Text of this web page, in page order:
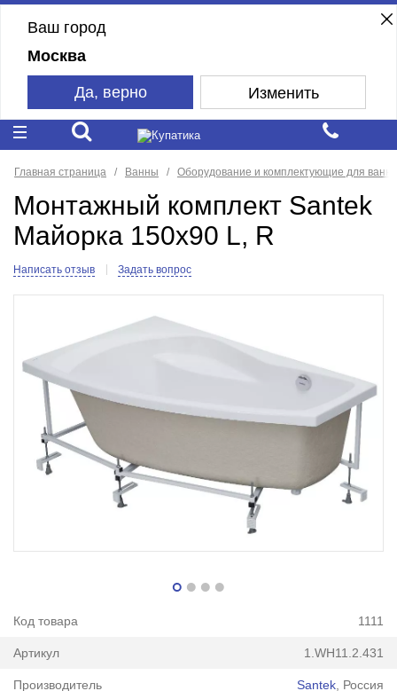
Ваш город
Москва
Да, верно Изменить
Главная страница Ванны Оборудование и комплектующие для ванн
Монтажный комплект Santek
Майорка 150x90 L, R
Написать отзыв Задать вопрос
Код товара 1111
Артикул 1.WH11.2.431
Производитель Santek , Россия